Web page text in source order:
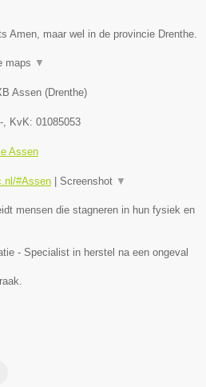
Amen, maar wel in de provincie Drenthe.
maps ▼
Assen (Drenthe)
- , KvK: 01085053
Assen
#Assen Screenshot ▼
mensen die stagneren in hun fysiek en
- Specialist in herstel na een ongeval